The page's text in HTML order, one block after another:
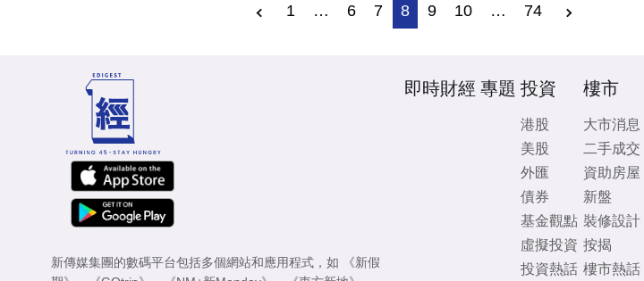
1 … 6 7 8 9 10 … 74
新傳媒集團的數碼平台包括多個網站和應用程式，如
《新假
即時財經 專題 投資
港股
美股
外匯
債券
基金觀點
虛擬投資
投資熱話
樓市
大市消息
二手成交
資助房屋
新盤
裝修設計
按揭
樓市熱話